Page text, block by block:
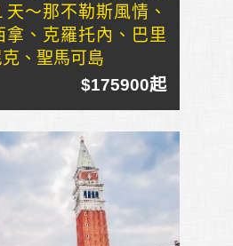
～那不勒斯風情、
拿、克羅托內、巴里
、聖馬可島
$175900起